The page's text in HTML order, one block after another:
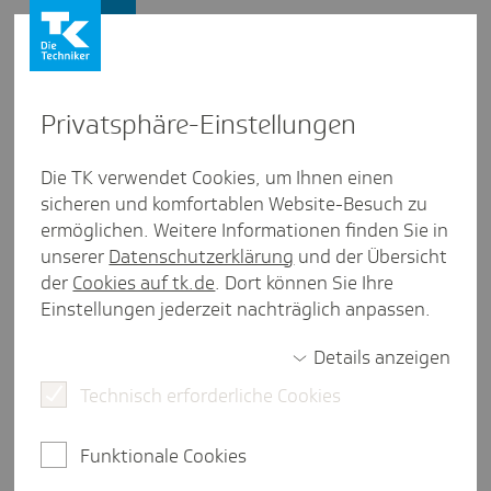
eAU-Daten­abruf über das SV-
Melde­portal
Hilfe zur Selbsthilfe: Die ITSG hat ein Tutorial für
das SV-Meldeportal funktioniert.
Firmenkunden Alles Wichtige für Arbeitgeber zur eAU
Privat­sphäre-Einstel­lungen
Die TK verwendet Cookies, um Ihnen einen
sicheren und komfortablen Website-Besuch zu
ermöglichen. Weitere Informationen finden Sie in
unserer Datenschutzerklärung und der Übersicht
der Cookies auf tk.de. Dort können Sie Ihre
Einstellungen jederzeit nachträglich anpassen.
Details anzeigen
Technisch erforderliche Cookies
Funktionale Cookies